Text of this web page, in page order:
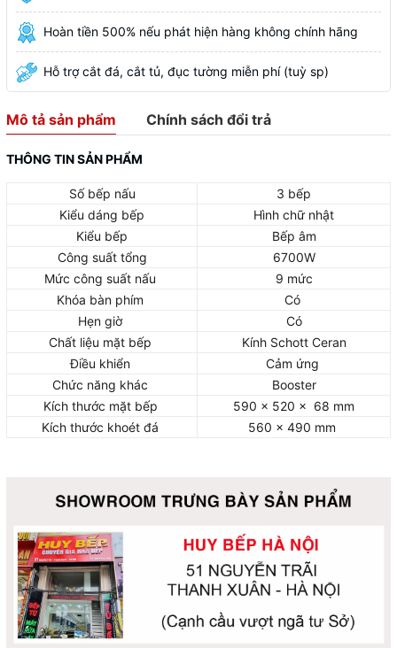
Hoàn tiền 500% nếu phát hiện hàng không chính hãng
Hỗ trợ cắt đá, cắt tủ, đục tường miễn phí (tuỳ sp)
Mô tả sản phẩm Chính sách đổi trả
THÔNG TIN SẢN PHẨM
Số bếp nấu
3 bếp
Kiểu dáng bếp
Hình chữ nhật
Kiểu bếp
Bếp âm
Công suất tổng
6700W
Mức công suất nấu
9 mức
Khóa bàn phím
Có
Hẹn giờ
Có
Chất liệu mặt bếp
Kính Schott Ceran
Điều khiển
Cảm ứng
Chức năng khác
Booster
Kích thước mặt bếp
590 x 520 x 68 mm
Kích thước khoét đá
560 x 490 mm